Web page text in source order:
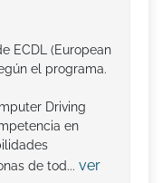
ECDL (European
el programa.
Driving
en
de tod... ver